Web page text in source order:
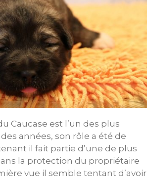
Caucase est l’un des plus
années, son rôle a été de
il fait partie d’une de plus
la protection du propriétaire
vue il semble tentant d’avoir